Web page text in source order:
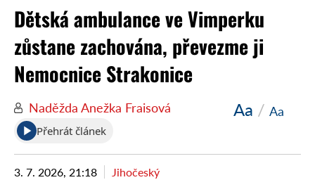
Dětská ambulance ve Vimperku
zůstane zachována, převezme ji
Nemocnice Strakonice
Naděžda Anežka Fraisová Aa / Aa
Přehrát článek
3. 7. 2026, 21:18 Jihočeský